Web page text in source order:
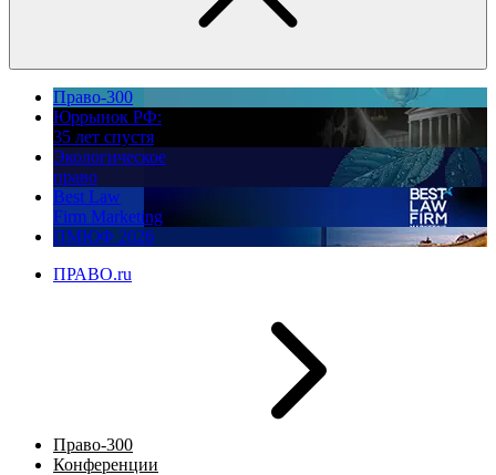
Право-300
Юррынок РФ:
35 лет спустя
Экологическое
право
Best Law
Firm Marketing
ПМЮФ 2026
ПРАВО.ru
Право-300
Конференции